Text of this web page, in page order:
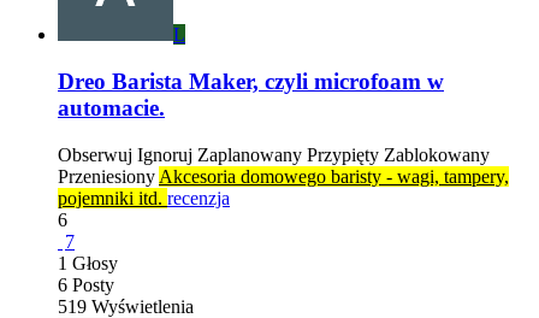
L
Dreo Barista Maker, czyli microfoam w
automacie.
Obserwuj Ignoruj Zaplanowany Przypięty Zablokowany
Przeniesiony Akcesoria domowego baristy - wagi, tampery,
pojemniki itd. recenzja
6
7
1 Głosy
6 Posty
519 Wyświetlenia